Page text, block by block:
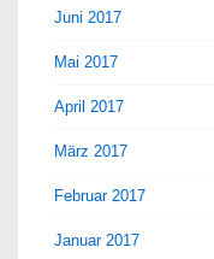
Juni 2017
Mai 2017
April 2017
März 2017
Februar 2017
Januar 2017